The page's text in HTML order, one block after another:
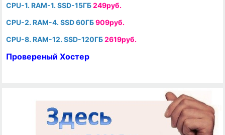
CPU-1. RAM-1. SSD-15ГБ249руб.
CPU-2. RAM-4. SSD 60ГБ909руб.
CPU-8. RAM-12. SSD-120ГБ2619руб.
Провереный Хостер